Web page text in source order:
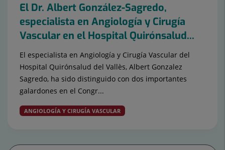
El Dr. Albert González-Sagredo,
especialista en Angiología y Cirugía
Vascular en el Hospital Quirónsalud...
El especialista en Angiología y Cirugía Vascular del
Hospital Quirónsalud del Vallès, Albert Gonzalez
Sagredo, ha sido distinguido con dos importantes
galardones en el Congr...
ANGIOLOGÍA Y CIRUGÍA VASCULAR